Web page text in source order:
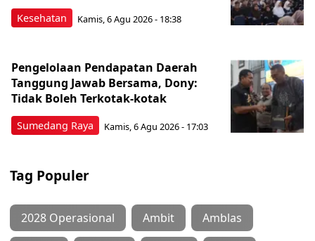
Kesehatan Kamis, 6 Agu 2026 - 18:38
Sumedang Raya
Pengelolaan Pendapatan Daerah
Tanggung Jawab Bersama, Dony:
Tidak Boleh Terkotak-kotak
Kamis, 6 Agu 2026 - 17:03
Tag Populer
2028 Operasional Ambit Amblas